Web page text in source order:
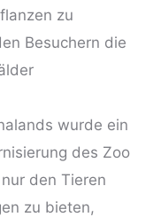
zu
Besuchern die
wurde ein
des Zoo
den Tieren
zu bieten,